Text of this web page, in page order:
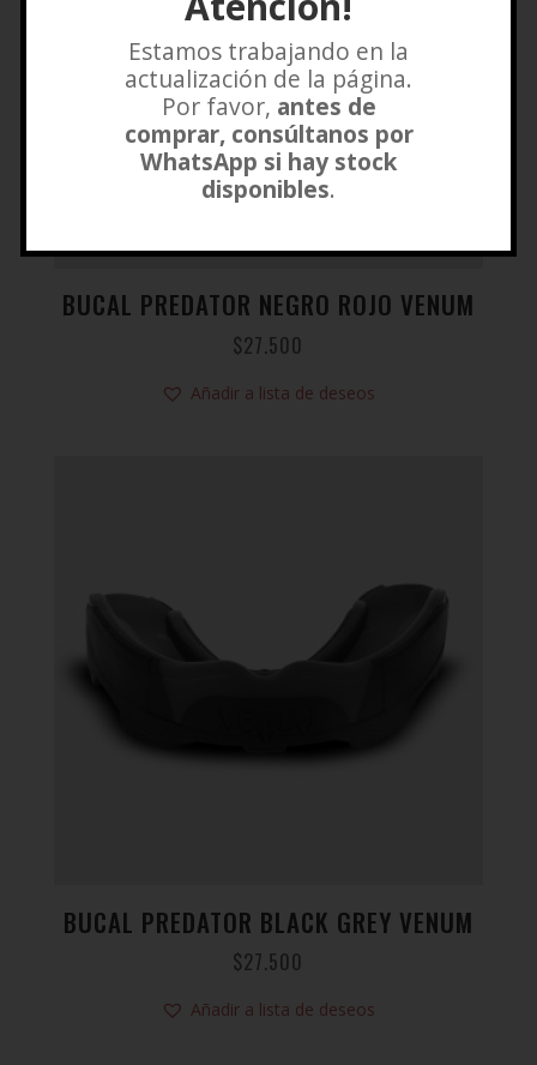
BUCAL PREDATOR NEGRO ROJO VENUM
$27.500
Añadir a lista de deseos
BUCAL PREDATOR BLACK GREY VENUM
$27.500
Añadir a lista de deseos
Estamos trabajando en la
actualización de la página.
Por favor, antes de
comprar, consúltanos por
WhatsApp si hay stock
disponibles.